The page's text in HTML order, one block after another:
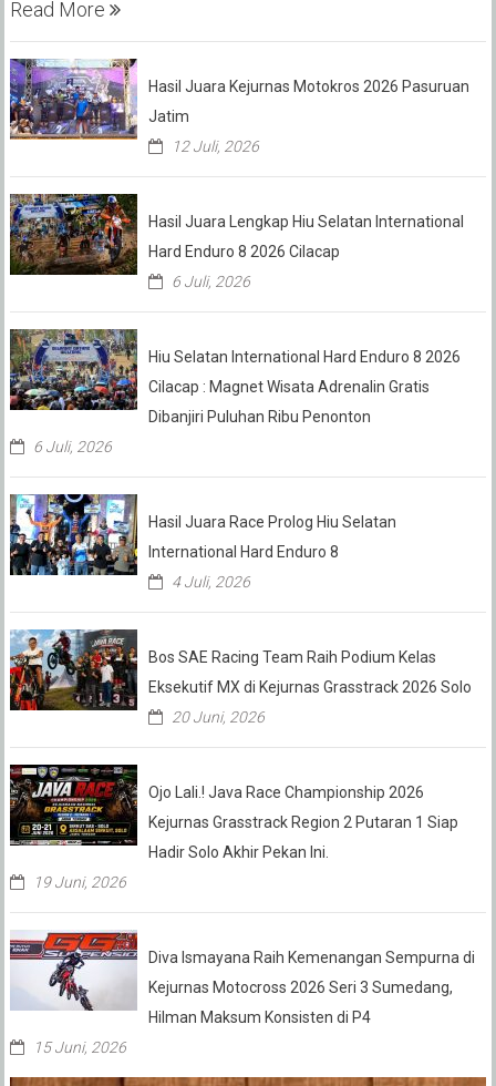
Read More
Hasil Juara Kejurnas Motokros 2026 Pasuruan
Jatim
12 Juli, 2026
Hasil Juara Lengkap Hiu Selatan International
Hard Enduro 8 2026 Cilacap
6 Juli, 2026
Hiu Selatan International Hard Enduro 8 2026
Cilacap : Magnet Wisata Adrenalin Gratis
Dibanjiri Puluhan Ribu Penonton
6 Juli, 2026
Hasil Juara Race Prolog Hiu Selatan
International Hard Enduro 8
4 Juli, 2026
Bos SAE Racing Team Raih Podium Kelas
Eksekutif MX di Kejurnas Grasstrack 2026 Solo
20 Juni, 2026
Ojo Lali.! Java Race Championship 2026
Kejurnas Grasstrack Region 2 Putaran 1 Siap
Hadir Solo Akhir Pekan Ini.
19 Juni, 2026
Diva Ismayana Raih Kemenangan Sempurna di
Kejurnas Motocross 2026 Seri 3 Sumedang,
Hilman Maksum Konsisten di P4
15 Juni, 2026